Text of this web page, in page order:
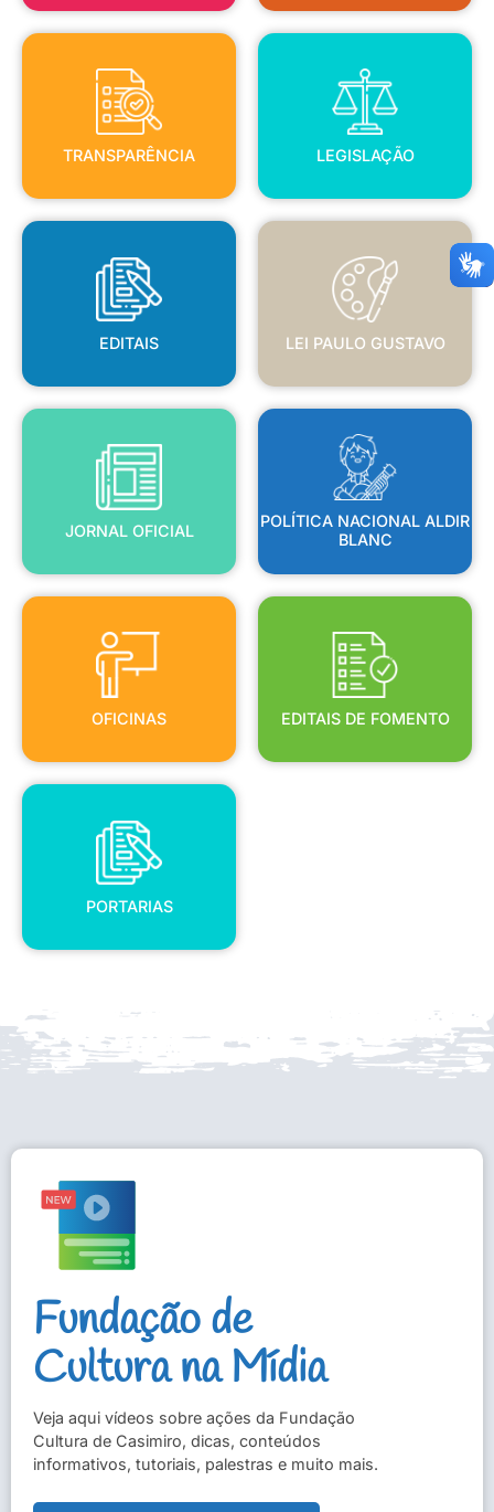
TRANSPARÊNCIA
TRANSPARÊNCIA
LEGISLAÇÃO
LEGISLAÇÃO
EDITAIS
EDITAIS
LEI PAULO GUSTAVO
LEI PAULO GUSTAVO
JORNAL OFICIAL
JORNAL OFICIAL
POLÍTICA NACIONAL ALDIR
BLANC
POLÍTICA NACIONAL ALDIR
BLANC
OFICINAS
OFICINAS
EDITAIS DE FOMENTO
EDITAIS DE FOMENTO
PORTARIAS
PORTARIAS
Fundação de
Cultura na Mídia
Veja aqui vídeos sobre ações da Fundação
Cultura de Casimiro, dicas, conteúdos
informativos, tutoriais, palestras e muito mais.